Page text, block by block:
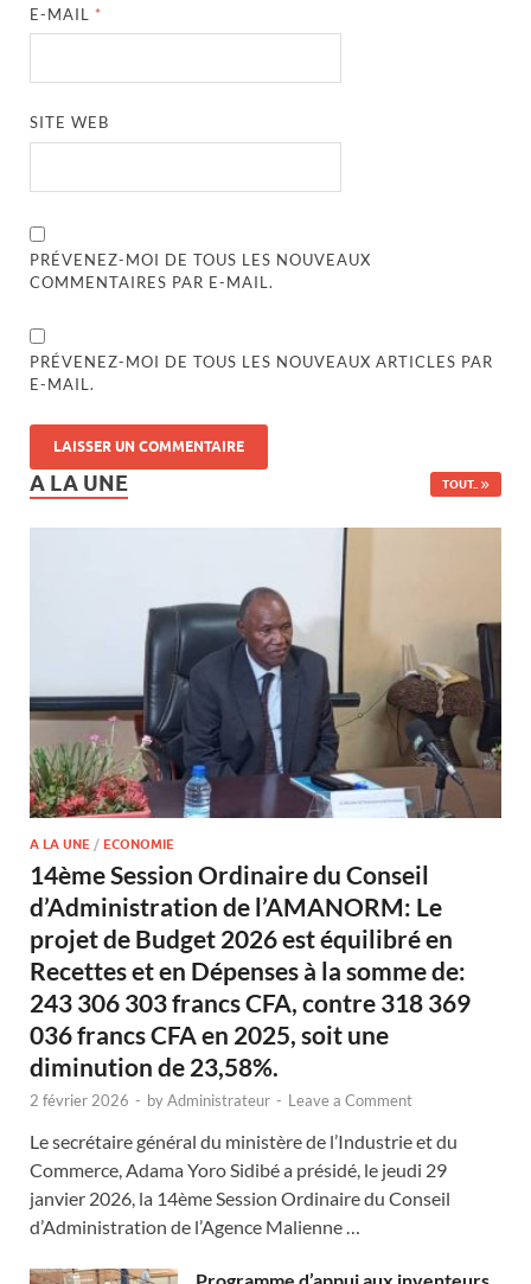
E-MAIL *
SITE WEB
PRÉVENEZ-MOI DE TOUS LES NOUVEAUX
COMMENTAIRES PAR E-MAIL.
PRÉVENEZ-MOI DE TOUS LES NOUVEAUX ARTICLES PAR
E-MAIL.
A LA UNE TOUT..
A LA UNE / ECONOMIE
14ème Session Ordinaire du Conseil
d’Administration de l’AMANORM: Le
projet de Budget 2026 est équilibré en
Recettes et en Dépenses à la somme de:
243 306 303 francs CFA, contre 318 369
036 francs CFA en 2025, soit une
diminution de 23,58%.
2 février 2026 - byAdministrateur - Leave a Comment
Le secrétaire général du ministère de l’Industrie et du
Commerce, Adama Yoro Sidibé a présidé, le jeudi 29
janvier 2026, la 14ème Session Ordinaire du Conseil
d’Administration de l’Agence Malienne …